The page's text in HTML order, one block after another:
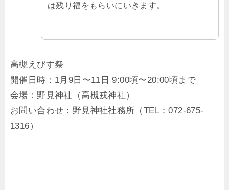
は残り福をもらいにいきます。
高槻えびす祭
開催日時：1月9日〜11日 9:00頃〜20:00頃まで
会場：野見神社（高槻戎神社）
お問い合わせ：野見神社社務所（TEL：072-675-
1316）